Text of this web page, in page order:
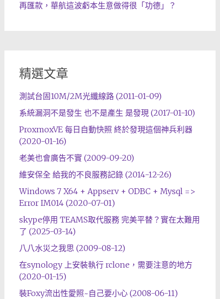
再匯款，華航這波虧本生意做得很「功德」？
精選文章
測試台固10M/2M光纖線路 (2011-01-09)
系統漏洞不是發生 也不是產生 是發現 (2017-01-10)
ProxmoxVE 每日自動快照 終於發現這個神兵利器
(2020-01-16)
老美也會廣告不實 (2009-09-20)
維安保全 給我的不良服務記錄 (2014-12-26)
Windows 7 X64 + Appserv + ODBC + Mysql =>
Error IM014 (2020-07-01)
skype停用 TEAMS取代服務 完美平替？實在太難用
了 (2025-03-14)
八八水災之我思 (2009-08-12)
在synology 上安裝執行 rclone，需要注意的地方
(2020-01-15)
裝Foxy流出性愛照~自己要小心 (2008-06-11)